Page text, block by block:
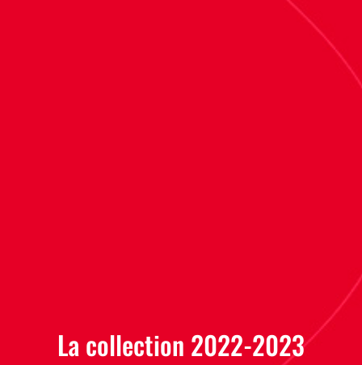
La collection 2022-2023